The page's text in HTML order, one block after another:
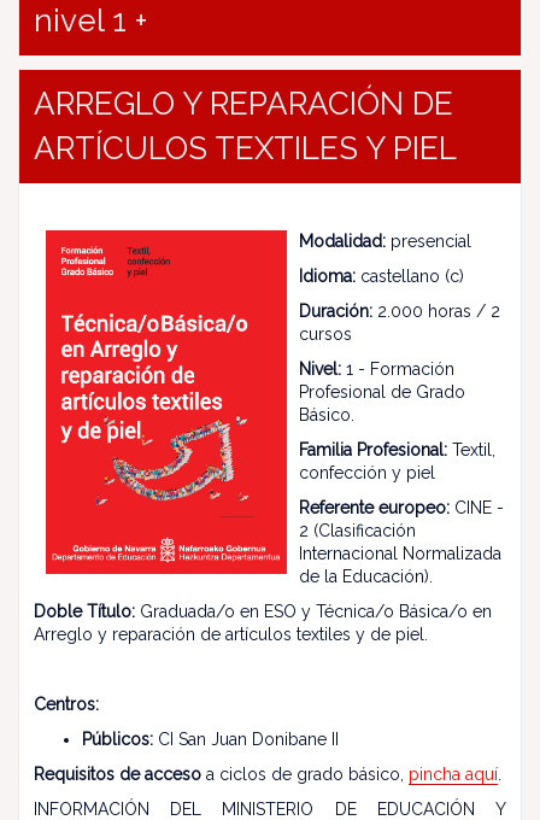
nivel 1 +
ARREGLO Y REPARACIÓN DE
ARTÍCULOS TEXTILES Y PIEL
Modalidad: presencial
Idioma: castellano (c)
Duración: 2.000 horas / 2
cursos
Nivel: 1 - Formación
Profesional de Grado
Básico.
Familia Profesional: Textil,
confección y piel
Referente europeo: CINE -
2 (Clasificación
Internacional Normalizada
de la Educación).
Doble Título: Graduada/o en ESO y Técnica/o Básica/o en
Arreglo y reparación de artículos textiles y de piel.
Centros:
Públicos: CI San Juan Donibane II
Requisitos de acceso a ciclos de grado básico, pincha aquí
INFORMACIÓN DEL MINISTERIO DE EDUCACIÓN Y